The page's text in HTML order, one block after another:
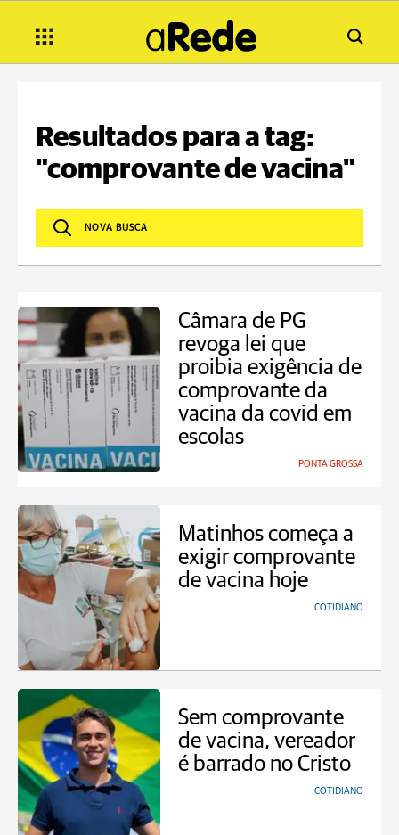
Resultados para a tag:
"comprovante de vacina"
Câmara de PG
revoga lei que
proibia exigência de
comprovante da
vacina da covid em
escolas
PONTA GROSSA
Matinhos começa a
exigir comprovante
de vacina hoje
COTIDIANO
Sem comprovante
de vacina, vereador
é barrado no Cristo
COTIDIANO